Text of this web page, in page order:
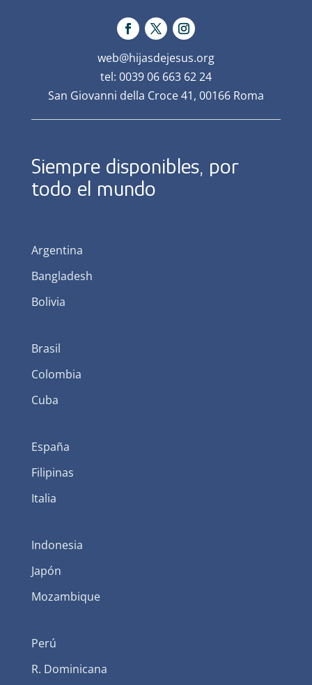
web@hijasdejesus.org
tel: 0039 06 663 62 24
San Giovanni della Croce 41, 00166 Roma
Siempre disponibles, por
todo el mundo
Argentina
Bangladesh
Bolivia
Brasil
Colombia
Cuba
España
Filipinas
Italia
Indonesia
Japón
Mozambique
Perú
R. Dominicana